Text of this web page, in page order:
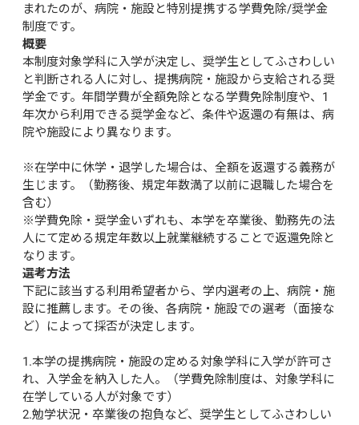
まれたのが、病院・施設と特別提携する学費免除/奨学金
制度です。
概要
本制度対象学科に入学が決定し、奨学生としてふさわしい
と判断される人に対し、提携病院・施設から支給される奨
学金です。年間学費が全額免除となる学費免除制度や、1
年次から利用できる奨学金など、条件や返還の有無は、病
院や施設により異なります。
※在学中に休学・退学した場合は、全額を返還する義務が
生じます。（勤務後、規定年数満了以前に退職した場合を
含む）
※学費免除・奨学金いずれも、本学を卒業後、勤務先の法
人にて定める規定年数以上就業継続することで返還免除と
なります。
選考方法
下記に該当する利用希望者から、学内選考の上、病院・施
設に推薦します。その後、各病院・施設での選考（面接な
ど）によって採否が決定します。
1.本学の提携病院・施設の定める対象学科に入学が許可さ
れ、入学金を納入した人。（学費免除制度は、対象学科に
在学している人が対象です）
2.勉学状況・卒業後の抱負など、奨学生としてふさわしい